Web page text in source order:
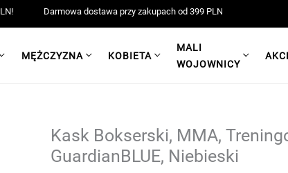
Darmowa dostawa przy zakupach od 399 PLN! Darmowa
MĘŻCZYZNA KOBIETA
MALI
WOJOWNICY
Kask Bokserski, MMA,
GuardianBLUE, Niebieski
ilość
Kask
Bokserski,